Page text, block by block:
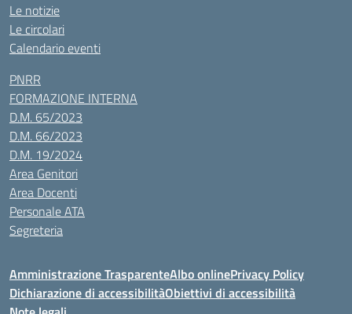
Le notizie
Le circolari
Calendario eventi
PNRR
FORMAZIONE INTERNA
D.M. 65/2023
D.M. 66/2023
D.M. 19/2024
Area Genitori
Area Docenti
Personale ATA
Segreteria
Amministrazione TrasparenteAlbo onlinePrivacy Policy
Dichiarazione di accessibilitàObiettivi di accessibilità